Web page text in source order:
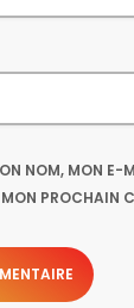
NOM, MON E-
PROCHAIN